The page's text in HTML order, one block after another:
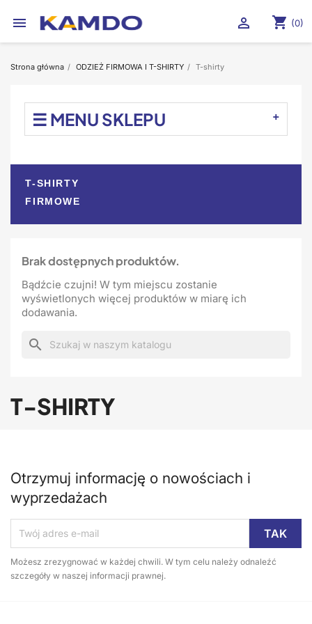
 shopping_cart (0)

Strona główna ODZIEŻ FIRMOWA I T-SHIRTY T-shirty
☰ MENU SKLEPU
T-SHIRTY
FIRMOWE
Brak dostępnych produktów.
Bądźcie czujni! W tym miejscu zostanie
wyświetlonych więcej produktów w miarę ich
dodawania.
search
T-SHIRTY
Otrzymuj informację o nowościach i
wyprzedażach
Możesz zrezygnować w każdej chwili. W tym celu należy odnaleźć
szczegóły w naszej informacji prawnej.